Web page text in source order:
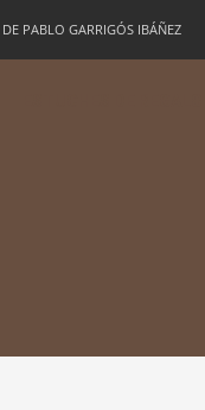
PABLO GARRIGÓS IBÁÑEZ